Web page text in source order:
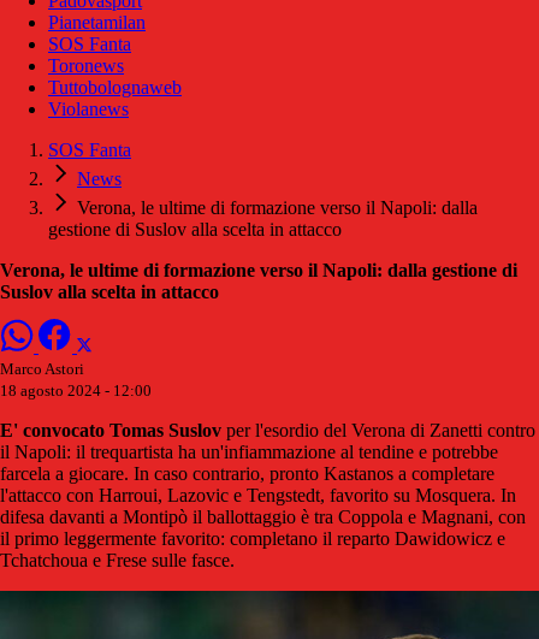
Pianetamilan
SOS Fanta
Toronews
Tuttobolognaweb
Violanews
SOS Fanta
News
Verona, le ultime di formazione verso il Napoli: dalla
gestione di Suslov alla scelta in attacco
Verona, le ultime di formazione verso il Napoli: dalla gestione di
Suslov alla scelta in attacco
Marco Astori
18 agosto 2024 - 12:00
E' convocato Tomas Suslov per l'esordio del Verona di Zanetti contro
il Napoli: il trequartista ha un'infiammazione al tendine e potrebbe
farcela a giocare. In caso contrario, pronto Kastanos a completare
l'attacco con Harroui, Lazovic e Tengstedt, favorito su Mosquera. In
difesa davanti a Montipò il ballottaggio è tra Coppola e Magnani, con
il primo leggermente favorito: completano il reparto Dawidowicz e
Tchatchoua e Frese sulle fasce.